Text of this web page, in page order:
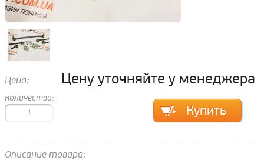
Цена: Цену уточняйте у менеджера
Количество:
Описание товара: